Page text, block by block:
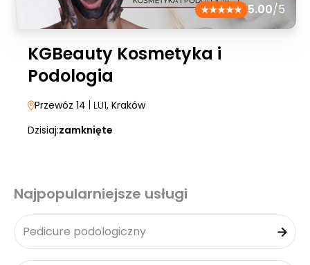
5.00/5
KGBeauty Kosmetyka i
Podologia
Przewóz 14 | LU1, Kraków
Dzisiaj:zamknięte
Najpopularniejsze usługi
Pedicure podologiczny